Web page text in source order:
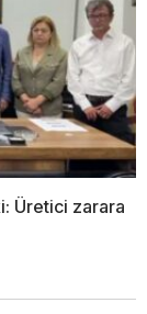
Üretici zarara